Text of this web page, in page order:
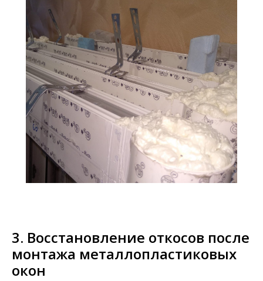
3. Восстановление откосов после
монтажа металлопластиковых
окон